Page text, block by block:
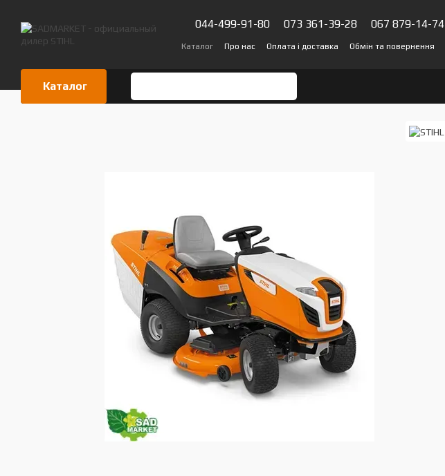
044-499-91-80 073 361-39-28 067 879-14-74
Каталог Про нас Оплата і доставка Обмін та повернення
Каталог